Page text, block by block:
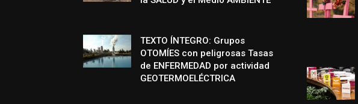
TEXTO ÍNTEGRO: Grupos
OTOMÍES con peligrosas Tasas
de ENFERMEDAD por actividad
GEOTERMOELÉCTRICA